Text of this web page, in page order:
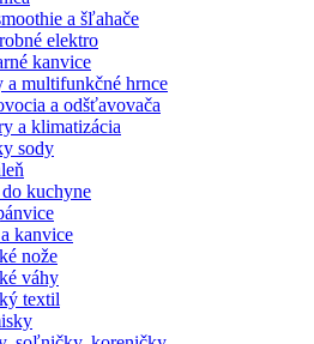
a šľahače
elektro
kanvice
a multifunkčné hrnce
a odšťavovača
a klimatizácia
sody
kuchyne
kanvice
nože
váhy
textil